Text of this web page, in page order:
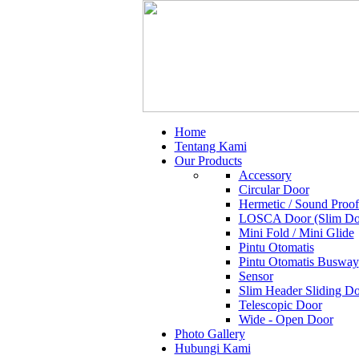
Home
Tentang Kami
Our Products
Accessory
Circular Door
Hermetic / Sound
LOSCA Door (Slim
Mini Fold / Mini Glide
Pintu Otomatis
Pintu Otomatis Busway
Sensor
Slim Header Sliding
Telescopic Door
Wide - Open Door
Photo Gallery
Hubungi Kami